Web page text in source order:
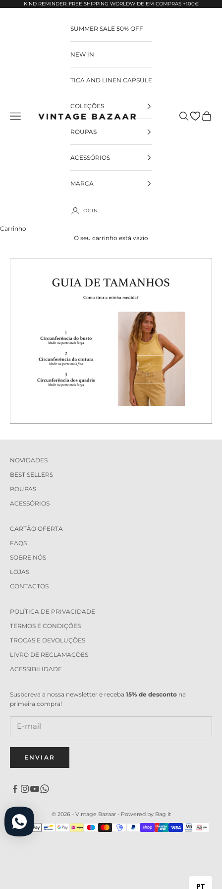
Pular para o conteúdo
KIND REMINDER: FREE SHIPPING WORLDWIDE EM COMPRAS +100€
Vintage Bazaar Pesquisar
SUMMER SALE 50% OFF
NEW IN
TICA AND LINEN CAPSULE
COLEÇÕES
ROUPAS
ACESSÓRIOS
MARCA
LOGIN
Carrinho
O seu carrinho está vazio
NOVIDADES
BEST SELLERS
ROUPAS
ACESSÓRIOS
CARTÃO OFERTA
FAQS
SOBRE NÓS
LOJAS
CONTACTOS
POLÍTICA DE PRIVACIDADE
TERMOS E CONDIÇÕES
TROCAS E DEVOLUÇÕES
LIVRO DE RECLAMAÇÕES
ACESSIBILIDADE
Susbcreva a nossa newsletter e receba 15% de desconto na
primeira compra!
ENVIAR
© 2026 - Vintage Bazaar - Powered by Bag it
PT